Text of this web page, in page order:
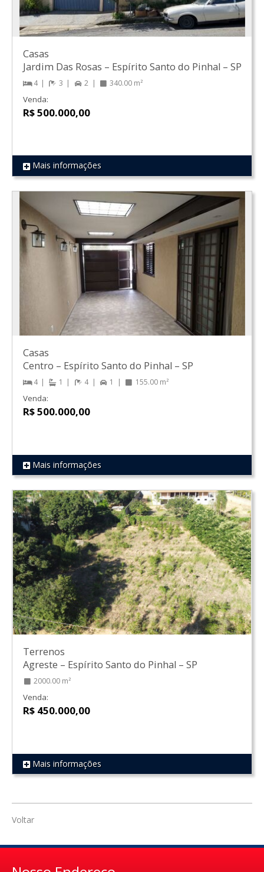
REF 483
Casas
Jardim Das Rosas – Espírito Santo do Pinhal – SP
4 3 2 340.00 m²
Venda:
R$ 500.000,00
Mais informações
REF 316
Casas
Centro – Espírito Santo do Pinhal – SP
4 1 4 1 155.00 m²
Venda:
R$ 500.000,00
Mais informações
REF 1650
Terrenos
Agreste – Espírito Santo do Pinhal – SP
2000.00 m²
Venda:
R$ 450.000,00
Mais informações
Voltar